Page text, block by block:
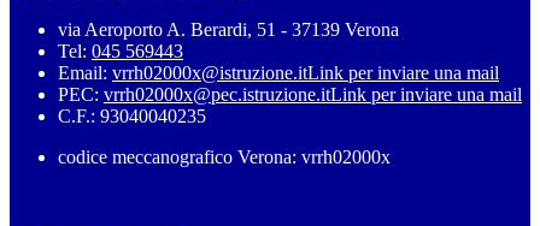
via Aeroporto A. Berardi, 51 - 37139 Verona
Tel: 045 569443
Email: vrrh02000x@istruzione.itLink per inviare una mail
PEC: vrrh02000x@pec.istruzione.itLink per inviare una mail
C.F.: 93040040235
codice meccanografico Verona: vrrh02000x